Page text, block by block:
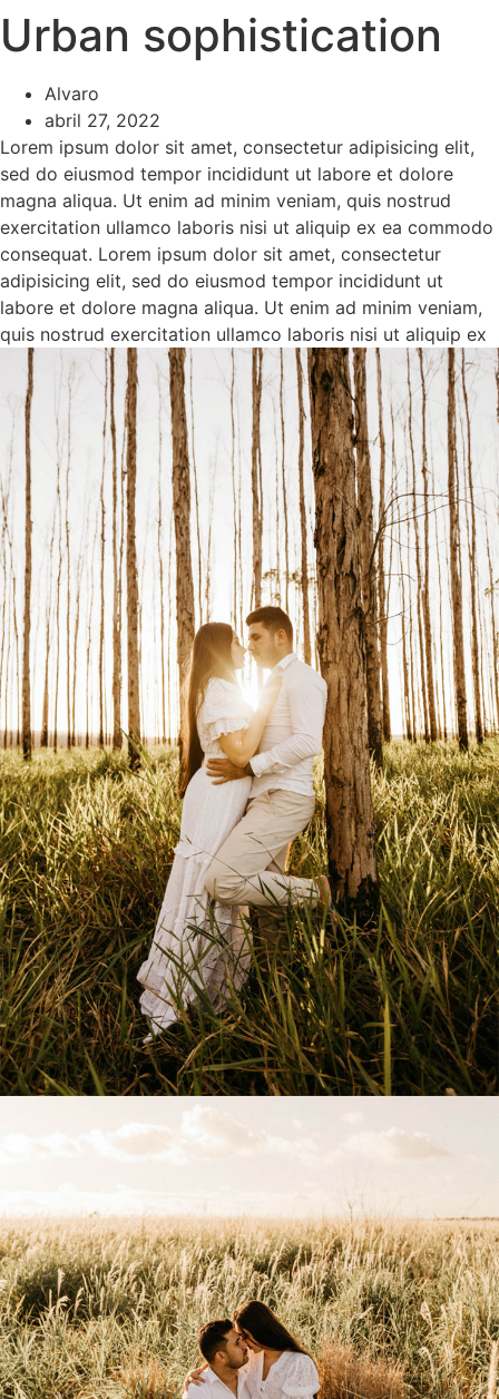
Ir
al
Urban sophistication
Alvaro
abril 27, 2022
Lorem ipsum dolor sit amet, consectetur adipisicing elit,
sed do eiusmod tempor incididunt ut labore et dolore
magna aliqua. Ut enim ad minim veniam, quis nostrud
exercitation ullamco laboris nisi ut aliquip ex ea commodo
consequat. Lorem ipsum dolor sit amet, consectetur
adipisicing elit, sed do eiusmod tempor incididunt ut
labore et dolore magna aliqua. Ut enim ad minim veniam,
quis nostrud exercitation ullamco laboris nisi ut aliquip ex